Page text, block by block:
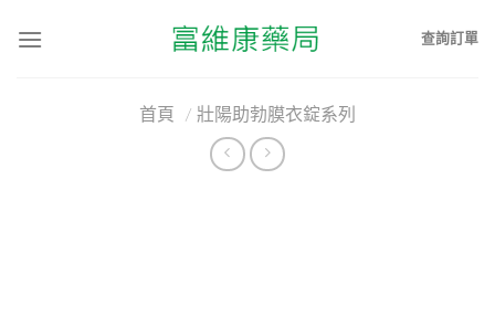
查詢訂單
首頁 / 壯陽助勃膜衣錠系列